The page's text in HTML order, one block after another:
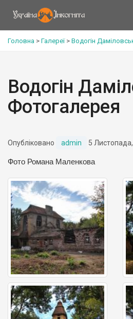
Головна > Галереї> Водогін
Водогін
Фотогалерея
Опубліковано admin 5
Фото Романа Маленкова